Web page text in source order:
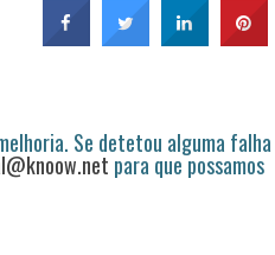
Se detetou alguma falha
para que possamos